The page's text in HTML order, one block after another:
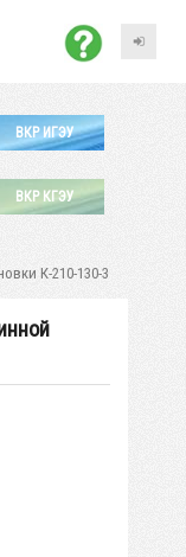
ВКР ИГЭУ
ВКР КГЭУ
К-210-130-3